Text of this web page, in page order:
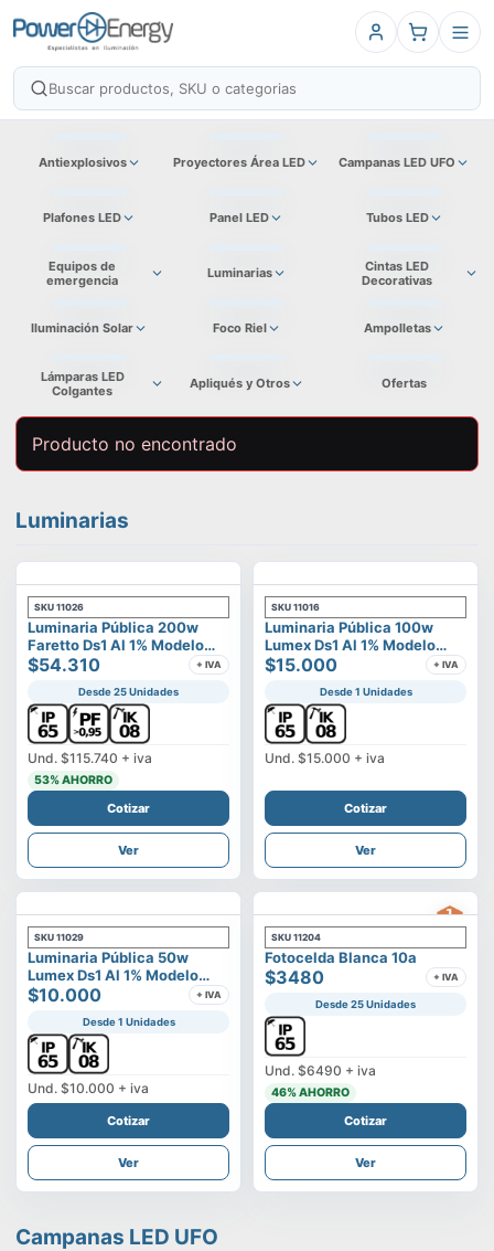
Antiexplosivos Proyectores Área LED Campanas LED UFO
Plafones LED Panel LED Tubos LED
Equipos de
emergencia
Luminarias
Cintas LED
Decorativas
Iluminación Solar Foco Riel Ampolletas
Lámparas LED
Colgantes
Apliqués y Otros Ofertas
Producto no encontrado
Luminarias
SKU 11026
Luminaria Pública 200w
Faretto Ds1 Al 1% Modelo
Calisto
$54.310 + IVA
Desde 25 Unidades
Und. $115.740 + iva
53% AHORRO
Cotizar
Ver
SKU 11016
Luminaria Pública 100w
Lumex Ds1 Al 1% Modelo
Vega
$15.000 + IVA
Desde 1 Unidades
Und. $15.000 + iva
Cotizar
Ver
SKU 11029
Luminaria Pública 50w
Lumex Ds1 Al 1% Modelo
Vega
$10.000 + IVA
Desde 1 Unidades
Und. $10.000 + iva
Cotizar
Ver
SKU 11204
Fotocelda Blanca 10a
$3480 + IVA
Desde 25 Unidades
Und. $6490 + iva
46% AHORRO
Cotizar
Ver
Campanas LED UFO